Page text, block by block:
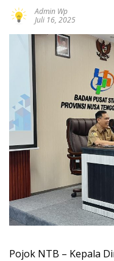
Admin Wp
Juli 16, 2025
Pojok NTB – Kepala